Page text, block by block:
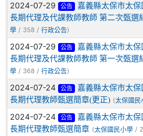
2024-07-29 公告
嘉義縣太保市太
長期代理及代課教師教師 第二次甄選
學 / 358 / 行政公告)
2024-07-29 公告
嘉義縣太保市太
長期代理及代課教師教師 第一次甄選
學 / 368 / 行政公告)
2024-07-24 公告
嘉義縣太保市太
長期代理教師甄選簡章(更正) (太保國民
2024-07-24 公告
嘉義縣太保市太
長期代理教師甄選簡章 (太保國民小學 /